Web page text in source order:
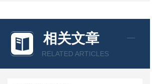
相关文章
RELATED ARTICLES